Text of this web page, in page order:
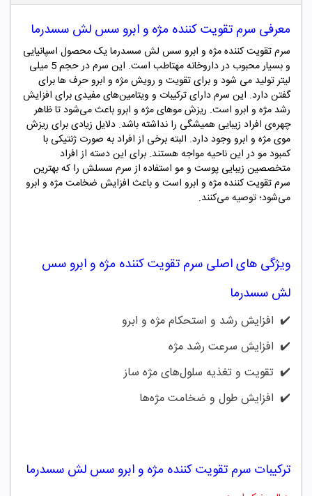
معرفی سرم تقویت کننده مژه و ابرو سس لش سسدرما
سرم تقویت کننده مژه و ابرو سس لش سسدرما یک محصول اسپانیایی
و بسیار محبوب در داروخانه مهتاطب است. این سرم در حجم 5 میلی
لیتر تولید می شود و برای تقویت و رویش مژه و ابرو حرف ها برای
گفتن دارد. این سرم دارای ترکیبات و ویتامین‌های مفیدی برای افزایش
رشد مژه و ابرو است. ریزش موهای مژه و ابرو باعث می‌شود تا ظاهر
چهره‌ی افراد زیبایی همیشگی را نداشته باشد. دلایل زیادی برای ریزش
موی مژه و ابرو وجود دارد. البته برخی از افراد به صورت ژنتیکی با
کمبود مو در این ناحیه مواجه هستند. برای این دسته از افراد
متخصصین زیبایی پوست و مو استفاده از سرم سسلش را که بهترین
سرم تقویت کننده مژه و ابرو است و باعث افزایش ضخامت مژه و ابرو
می‌شود؛ توصیه می‌کنند.
ویژگی های اصلی سرم تقویت کننده مژه و ابرو سس
لش سسدرما
✔️ افزایش رشد و استحکام مژه‌ و ابرو
✔️ افزایش سرعت رشد مژه
✔️ تقویت و تغذیه سلول‌های مژه ساز
✔️ افزایش طول و ضخامت مژه‌ها
ترکیبات سرم تقویت کننده مژه و ابرو سس لش سسدرما